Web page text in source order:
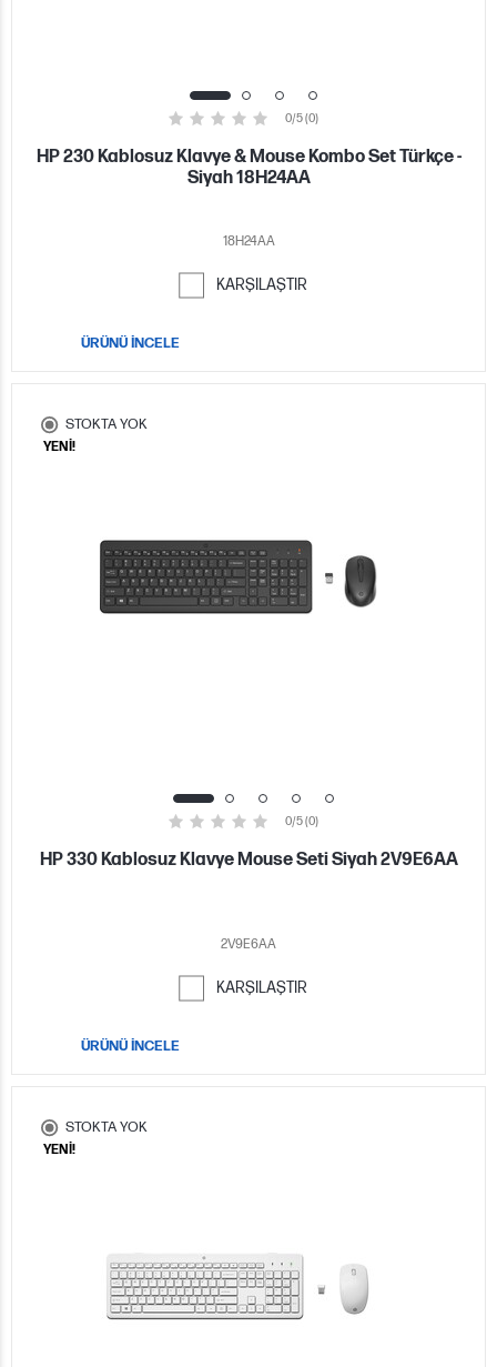
0/5 (0)
HP 230 Kablosuz Klavye & Mouse Kombo Set Türkçe -
Siyah 18H24AA
18H24AA
KARŞILAŞTIR
ÜRÜNÜ İNCELE
STOKTA YOK
YENİ!
0/5 (0)
HP 330 Kablosuz Klavye Mouse Seti Siyah 2V9E6AA
2V9E6AA
KARŞILAŞTIR
ÜRÜNÜ İNCELE
STOKTA YOK
YENİ!